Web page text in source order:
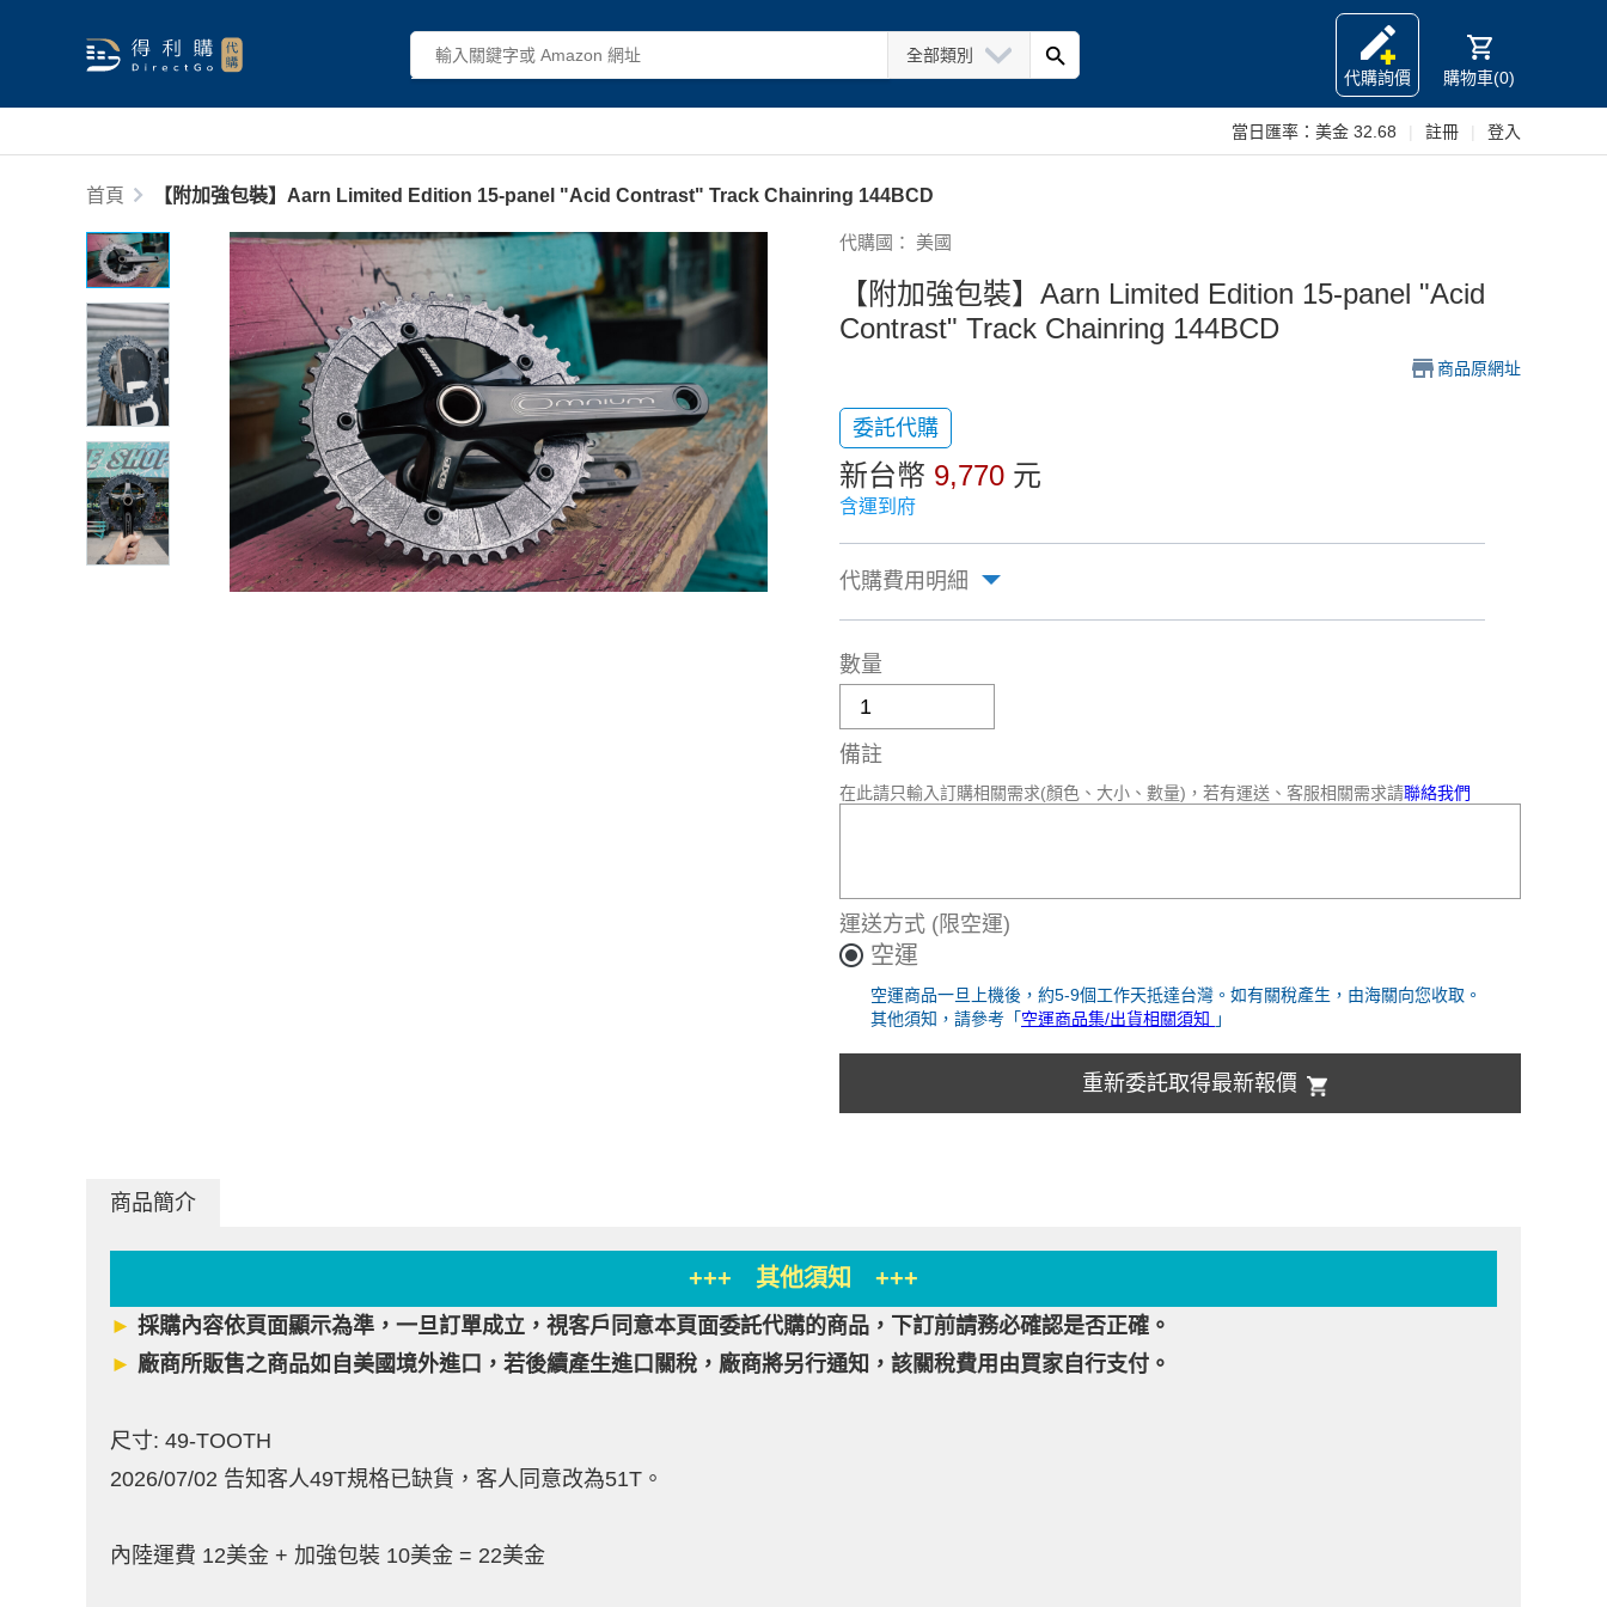
全部類別
代購詢價
購物車(0)
當日匯率： 美金 32.68 註冊 登入
首頁 【附加強包裝】Aarn Limited Edition 15-panel "Acid Contrast" Track Chainring 144BCD
代購國： 美國
【附加強包裝】Aarn Limited Edition 15-panel "Acid
Contrast" Track Chainring 144BCD
商品原網址
委託代購
新台幣 9,770 元
含運到府
代購費用明細
數量
備註
在此請只輸入訂購相關需求(顏色、大小、數量)，若有運送、客服相關需求請聯絡我們
運送方式 (限空運)
空運
空運商品一旦上機後，約5-9個工作天抵達台灣。如有關稅產生，由海關向您收取。
其他須知，請參考「 空運商品集/出貨相關須知 」
重新委託取得最新報價
商品簡介
+++ 其他須知 +++
► 採購內容依頁面顯示為準，一旦訂單成立，視客戶同意本頁面委託代購的商品，下訂前請務必確認是否正確。
► 廠商所販售之商品如自美國境外進口，若後續產生進口關稅，廠商將另行通知，該關稅費用由買家自行支付。
尺寸: 49-TOOTH
2026/07/02 告知客人49T規格已缺貨，客人同意改為51T。
內陸運費 12美金 + 加強包裝 10美金 = 22美金